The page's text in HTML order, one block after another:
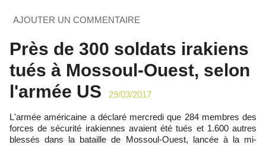
AJOUTER UN COMMENTAIRE
Près de 300 soldats irakiens
tués à Mossoul-Ouest, selon
l'armée US
29/03/2017
L'armée américaine a déclaré mercredi que 284 membres des
forces de sécurité irakiennes avaient été tués et 1.600 autres
blessés dans la bataille de Mossoul-Ouest, lancée à la mi-